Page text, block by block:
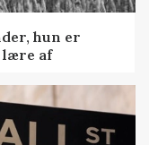
hun er
lære af